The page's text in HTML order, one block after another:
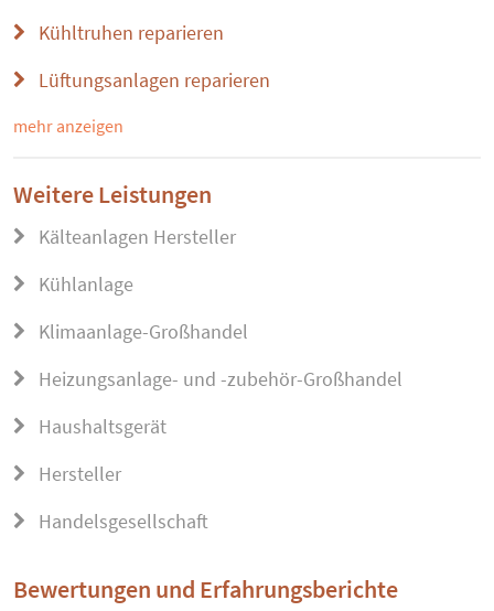
Kühltruhen reparieren
Lüftungsanlagen reparieren
mehr anzeigen
Weitere Leistungen
Kälteanlagen Hersteller
Kühlanlage
Klimaanlage-Großhandel
Heizungsanlage- und -zubehör-Großhandel
Haushaltsgerät
Hersteller
Handelsgesellschaft
Bewertungen und Erfahrungsberichte